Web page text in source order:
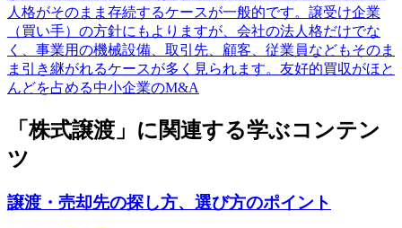
人格がそのまま存続するケースが一般的です。譲受け企業
（買い手）の方針にもよりますが、会社の法人格だけでな
く、事業用の機械設備、取引先、顧客、従業員などもそのま
ま引き継がれるケースが多く見られます。友好的買収がほと
んどを占める中小企業のM&A
「株式譲渡」に関連する学ぶコンテン
ツ
譲渡・売却先の探し方、選び方のポイント